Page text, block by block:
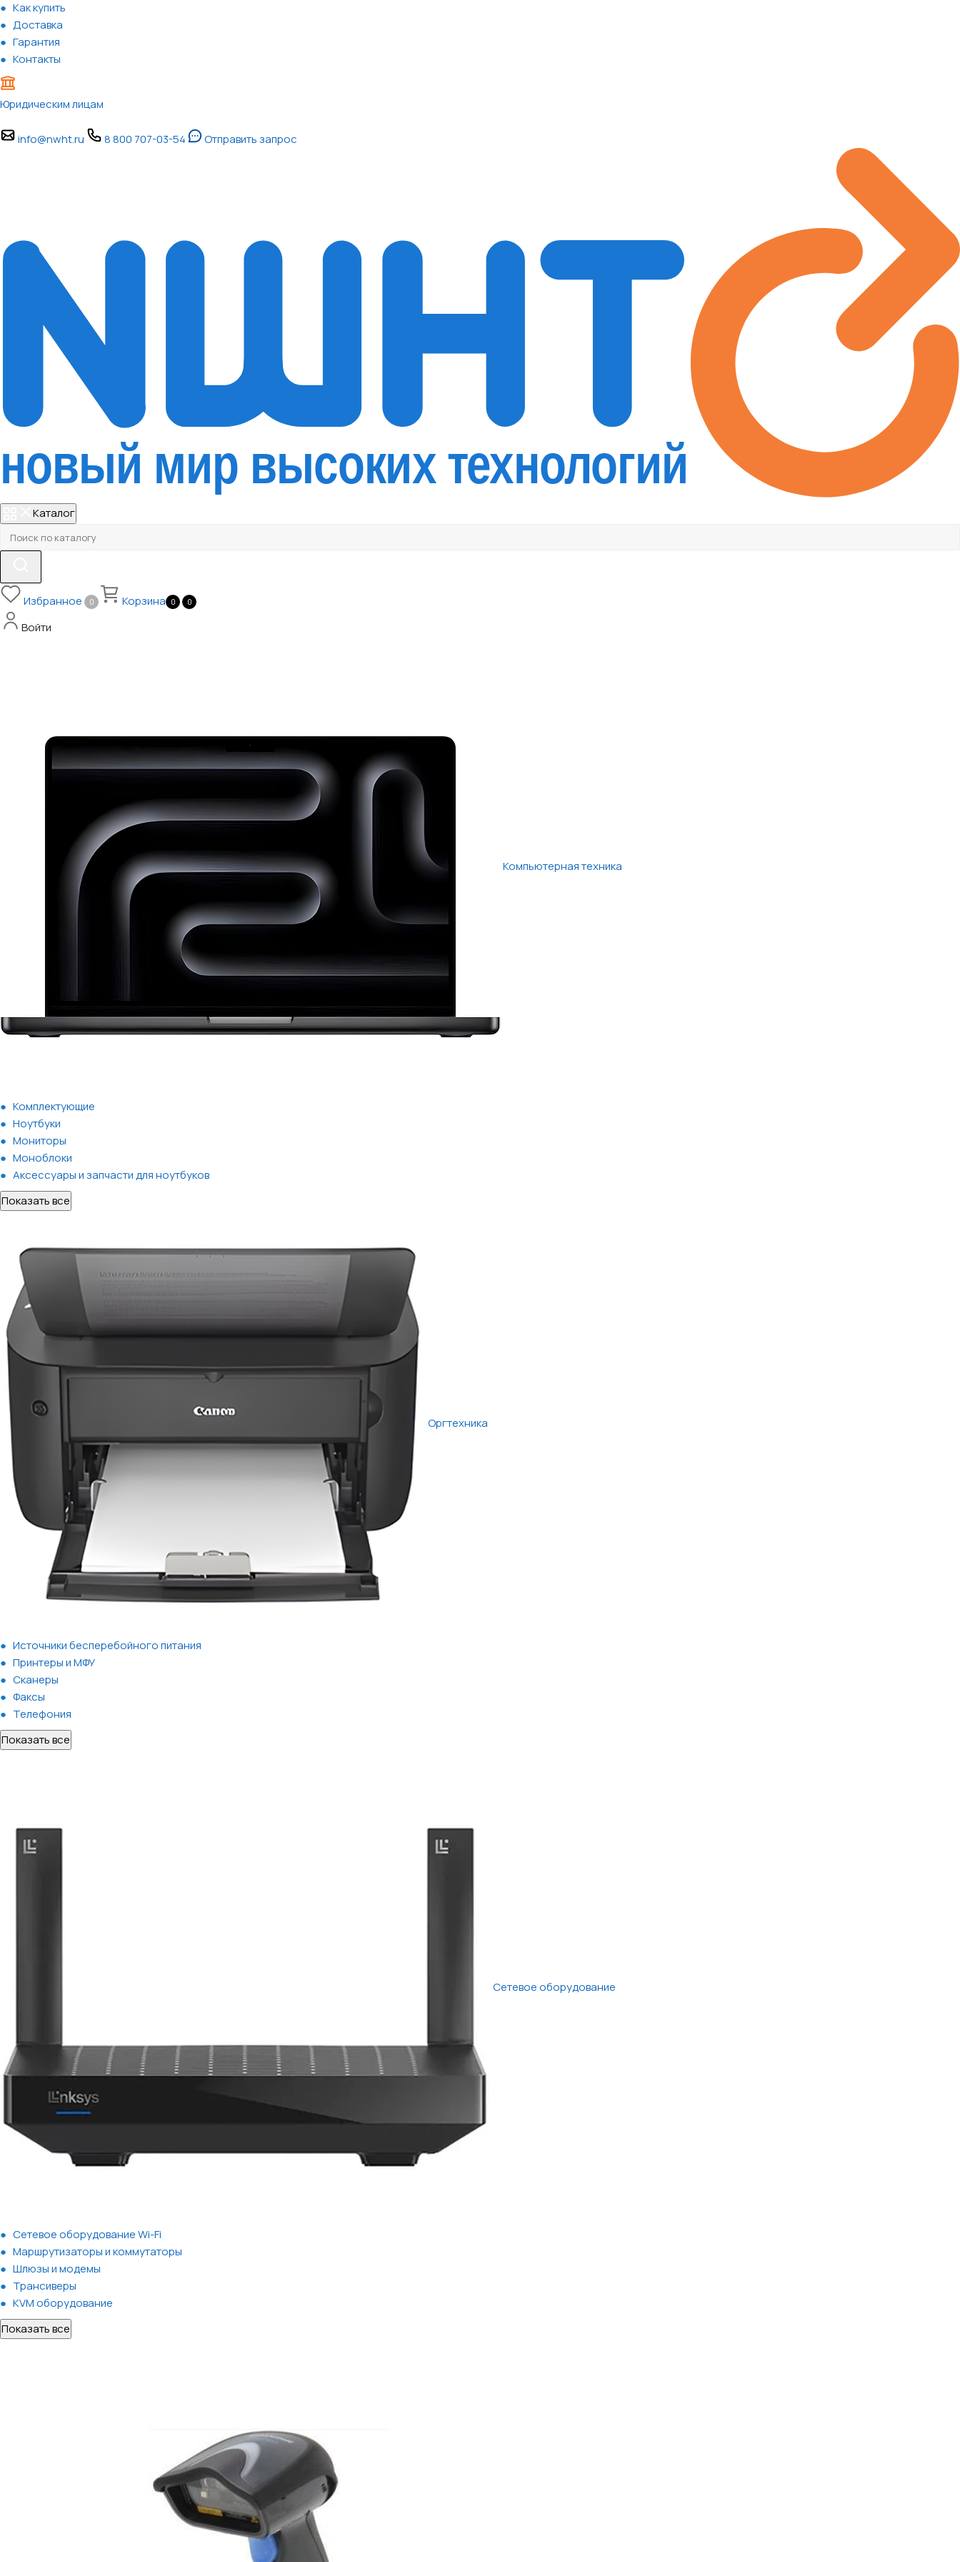
Как купить
Доставка
Гарантия
Контакты
Юридическим лицам
info@nwht.ru 8 800 707-03-54 Отправить запрос
Каталог
Избранное 0 Корзина 0 0
Войти
Компьютерная техника
Комплектующие
Ноутбуки
Мониторы
Моноблоки
Аксессуары и запчасти для ноутбуков
Показать все
Оргтехника
Источники бесперебойного питания
Принтеры и МФУ
Сканеры
Факсы
Телефония
Показать все
Сетевое оборудование
Сетевое оборудование Wi-Fi
Маршрутизаторы и коммутаторы
Шлюзы и модемы
Трансиверы
KVM оборудование
Показать все